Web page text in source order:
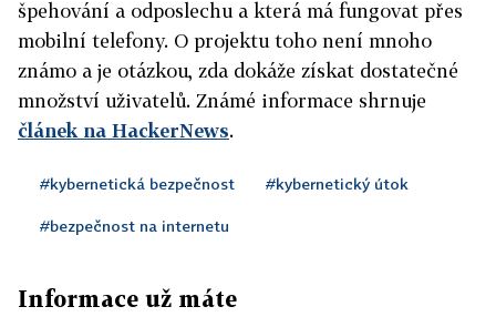
špehování a odposlechu a která má fungovat přes
mobilní telefony. O projektu toho není mnoho
známo a je otázkou, zda dokáže získat dostatečné
množství uživatelů. Známé informace shrnuje
článek na HackerNews.
#kybernetická bezpečnost #kybernetický útok
#bezpečnost na internetu
Informace už máte